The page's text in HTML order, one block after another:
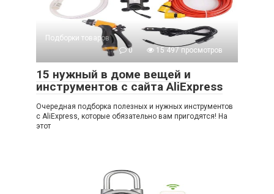
Подборки товаров
0
15 497 просмотров
15 нужный в доме вещей и
инструментов с сайта AliExpress
Очередная подборка полезных и нужных инструментов
с AliExpress, которые обязательно вам пригодятся! На
этот